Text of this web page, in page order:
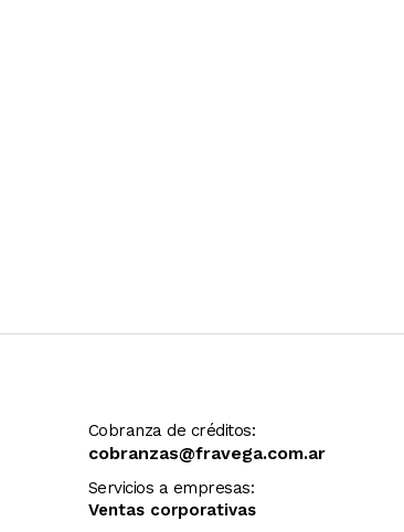
Cobranza de créditos:
cobranzas@fravega.com.ar
Servicios a empresas:
Ventas corporativas